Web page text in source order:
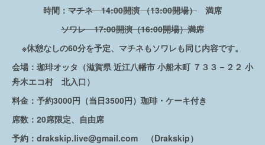
時間： マチネ 14:00開演 （13:00開場） 満席
ソワレ 17:00開演（16:00開場）満席
※休憩なしの60分を予定、マチネもソワレも同じ内容です。
会場：珈琲オッタ（滋賀県 近江八幡市 小船木町 ７３３－２２ 小
舟木エコ村 北入口）
料金：予約3000円（当日3500円）珈琲・ケーキ付き
席数：20席限定、自由席
予約：drakskip.live@gmail.com （Drakskip）